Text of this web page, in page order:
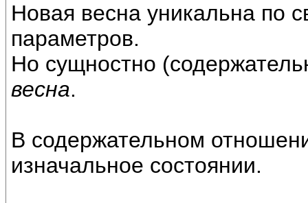
Новая весна уникальна по
параметров.
Но сущностно
весна.
В содержательном
изначальное состоянии.